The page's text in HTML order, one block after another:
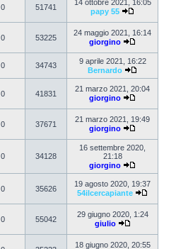
0 51741
14 ottobre 2021, 16:05
papy 55
0 53225
24 maggio 2021, 16:14
giorgino
0 34743
9 aprile 2021, 16:22
Bernardo
0 41831
21 marzo 2021, 20:04
giorgino
0 37671
21 marzo 2021, 19:49
giorgino
0 34128
16 settembre 2020,
21:18
giorgino
0 35626
19 agosto 2020, 19:37
54ilcercapiante
0 55042
29 giugno 2020, 1:24
giulio
18 giugno 2020, 20:55